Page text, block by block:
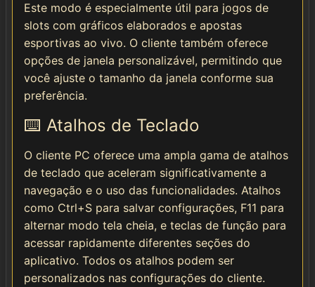
Este modo é especialmente útil para jogos de
slots com gráficos elaborados e apostas
esportivas ao vivo. O cliente também oferece
opções de janela personalizável, permitindo que
você ajuste o tamanho da janela conforme sua
preferência.
⌨️ Atalhos de Teclado
O cliente PC oferece uma ampla gama de atalhos
de teclado que aceleram significativamente a
navegação e o uso das funcionalidades. Atalhos
como Ctrl+S para salvar configurações, F11 para
alternar modo tela cheia, e teclas de função para
acessar rapidamente diferentes seções do
aplicativo. Todos os atalhos podem ser
personalizados nas configurações do cliente.